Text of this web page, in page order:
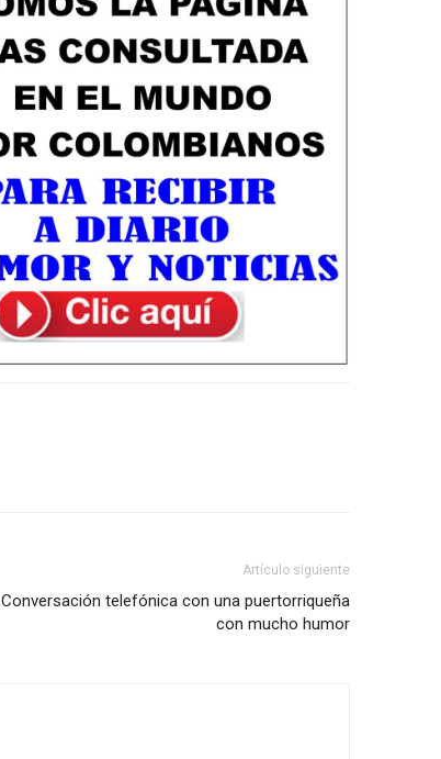
Artículo siguiente
Conversación telefónica con una puertorriqueña
con mucho humor